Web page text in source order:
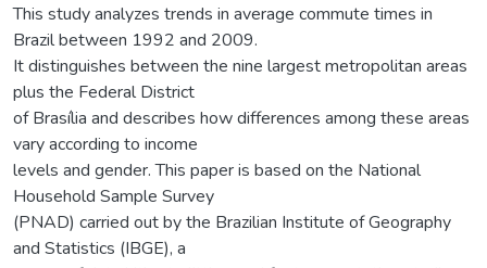
This study analyzes trends in average commute times in
Brazil between 1992 and 2009.
It distinguishes between the nine largest metropolitan areas
plus the Federal District
of Brasília and describes how differences among these areas
vary according to income
levels and gender. This paper is based on the National
Household Sample Survey
(PNAD) carried out by the Brazilian Institute of Geography
and Statistics (IBGE), a